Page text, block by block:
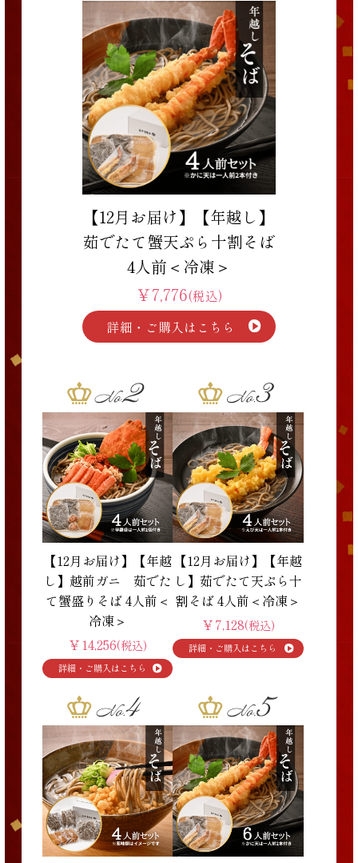
【12月お届け】【年越し】
茹でたて蟹天ぷら十割そば
4人前＜冷凍＞
￥7,776(税込)
【12月お届け】【年越
し】越前ガニ 茹でた
て蟹盛りそば 4人前＜
冷凍＞
￥14,256(税込)
【12月お届け】【年越
し】茹でたて天ぷら十
割そば 4人前＜冷凍＞
￥7,128(税込)